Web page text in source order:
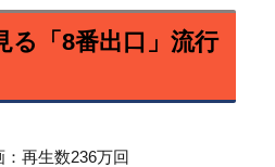
る「8番出口」流行
再生数236万回